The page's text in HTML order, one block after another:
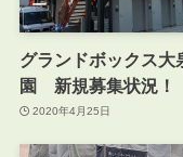
グランドボックス大
園 新規募集状況！
2020年4月25日